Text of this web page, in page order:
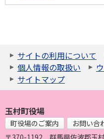
サイトの利用について
個人情報の取扱い
サイトマップ
玉村町役場
町役場のご案内
お問い合